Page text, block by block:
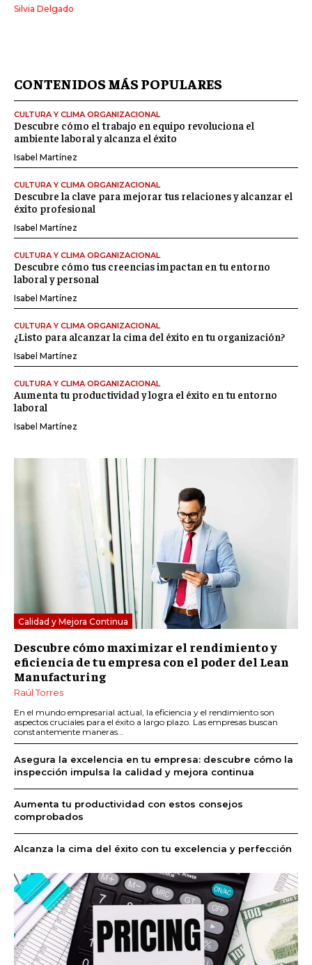
Silvia Delgado
CONTENIDOS MÁS POPULARES
CULTURA Y CLIMA ORGANIZACIONAL
Descubre cómo el trabajo en equipo revoluciona el
ambiente laboral y alcanza el éxito
Isabel Martínez
CULTURA Y CLIMA ORGANIZACIONAL
Descubre la clave para mejorar tus relaciones y alcanzar el
éxito profesional
Isabel Martínez
CULTURA Y CLIMA ORGANIZACIONAL
Descubre cómo tus creencias impactan en tu entorno
laboral y personal
Isabel Martínez
CULTURA Y CLIMA ORGANIZACIONAL
¿Listo para alcanzar la cima del éxito en tu organización?
Isabel Martínez
CULTURA Y CLIMA ORGANIZACIONAL
Aumenta tu productividad y logra el éxito en tu entorno
laboral
Isabel Martínez
Calidad y Mejora Continua
Descubre cómo maximizar el rendimiento y
eficiencia de tu empresa con el poder del Lean
Manufacturing
Raúl Torres
En el mundo empresarial actual, la eficiencia y el rendimiento son
aspectos cruciales para el éxito a largo plazo. Las empresas buscan
constantemente maneras...
Asegura la excelencia en tu empresa: descubre cómo la
inspección impulsa la calidad y mejora continua
Aumenta tu productividad con estos consejos
comprobados
Alcanza la cima del éxito con tu excelencia y perfección